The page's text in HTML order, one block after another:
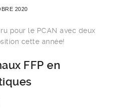
2020
pour le PCAN avec deux
cette année!
FFP en